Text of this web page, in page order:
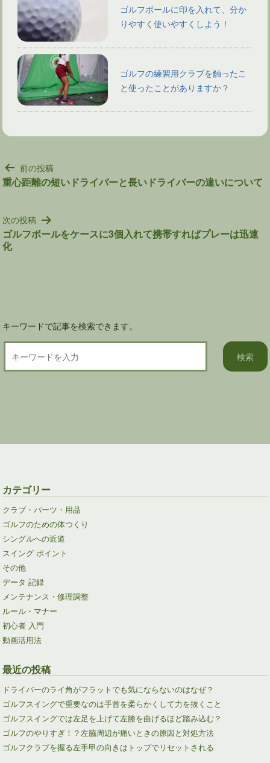
ゴルフボールに印を入れて、分か
りやすく使いやすくしよう！
ゴルフの練習用クラブを触ったこ
と使ったことがありますか？
投
稿
ゲ
ー
シ
前の投稿
重心距離の短いドライバーと長いドライバーの違いについて
次の投稿
ゴルフボールをケースに3個入れて携帯すればプレーは迅速
化
キーワードで記事を検索できます。
カテゴリー
クラブ・パーツ・用品
ゴルフのための体つくり
シングルへの近道
スイング ポイント
その他
データ 記録
メンテナンス・修理調整
ルール・マナー
初心者 入門
動画活用法
最近の投稿
ドライバーのライ角がフラットでも気にならないのはなぜ？
ゴルフスイングで重要なのは手首を柔らかくして力を抜くこと
ゴルフスイングでは左足を上げて左膝を曲げるほど踏み込む？
ゴルフのやりすぎ！？左脇周辺が痛いときの原因と対処方法
ゴルフクラブを握る左手甲の向きはトップでリセットされる